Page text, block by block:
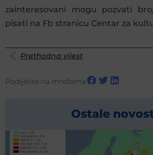
zainteresovani mogu pozvati
pisati na Fb stranicu Centar za
Prethodna vijest
Podijelite na mrežama
Ostale